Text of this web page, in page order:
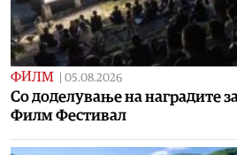
ФИЛМ 05.08.2026
Со доделување на наградите
Филм Фестивал